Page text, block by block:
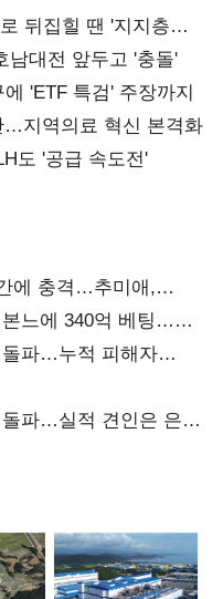
뒤집힐 땐 '지지층
대전 앞두고 '충돌'
'ETF 특검' 주장까지
…지역의료 혁신 본격화
도 '공급 속도전'
에 충격…추미애,
느에 340억 베팅…
돌파…누적 피해자
파…실적 견인은 은행